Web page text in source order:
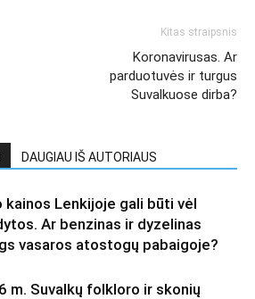
Kitas straipsnis
Koronavirusas. Ar
parduotuvės ir turgus
Suvalkuose dirba?
DAUGIAU IŠ AUTORIAUS
kainos Lenkijoje gali būti vėl
Ar benzinas ir dyzelinas
vasaros atostogų pabaigoje?
m. Suvalkų folkloro ir skonių